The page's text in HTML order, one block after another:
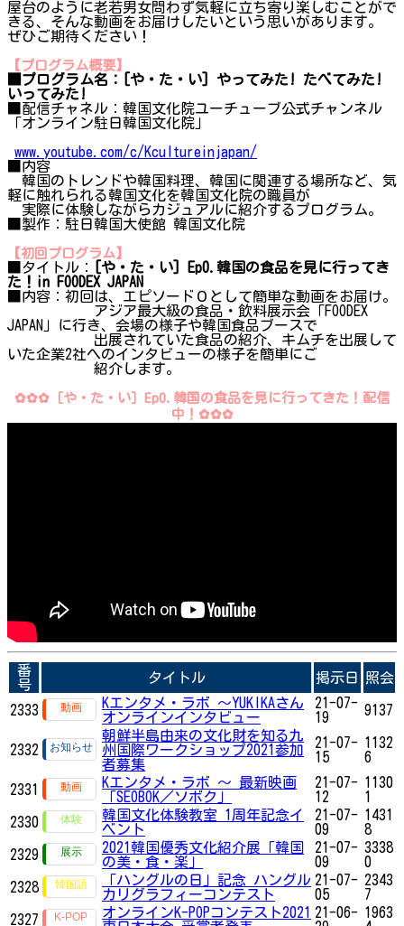
屋台のように老若男女問わず気軽に立ち寄り楽しむことがで
きる、そんな動画をお届けしたいという思いがあります。
ぜひご期待ください！
【プログラム概要】
■プログラム名：[や・た・い] やってみた! たべてみた!
いってみた!
■配信チャネル：韓国文化院ユーチューブ公式チャンネル
「オンライン駐日韓国文化院」
www.youtube.com/c/Kcultureinjapan/
■内容
韓国のトレンドや韓国料理、韓国に関連する場所など、気
軽に触れられる韓国文化を韓国文化院の職員が
実際に体験しながらカジュアルに紹介するプログラム。
■製作：駐日韓国大使館 韓国文化院
【初回プログラム】
■タイトル：
[や・た・い] Ep0.韓国の食品を見に行ってき
た！in FOODEX JAPAN
■内容：初回は、エピソード０として簡単な動画をお届け。
アジア最大級の食品・飲料展示会「FOODEX
JAPAN」に行き、会場の様子や韓国食品ブースで
出展されていた食品の紹介、キムチを出展して
いた企業2社へのインタビューの様子を簡単にご
紹介します。
✿✿✿［や・た・い］Ep0.韓国の食品を見に行ってきた！配信
中！✿✿✿
番
号
タイトル 掲示日 照会
2333
Kエンタメ・ラボ ～YUKIKAさん
オンラインインタビュー
21-07-
19
9137
2332
朝鮮半島由来の文化財を知る九
州国際ワークショップ2021参加
者募集
21-07-
15
1132
6
2331
Kエンタメ・ラボ ～ 最新映画
「SEOBOK／ソボク」
21-07-
12
1130
1
2330
韓国文化体験教室 1周年記念イ
ベント
21-07-
09
1431
8
2329
2021韓国優秀文化紹介展「韓国
の美・食・楽」
21-07-
09
3338
0
2328
「ハングルの日」記念 ハングル
カリグラフィーコンテスト
21-07-
05
2343
7
2327
オンラインK-POPコンテスト2021 21-06- 1963